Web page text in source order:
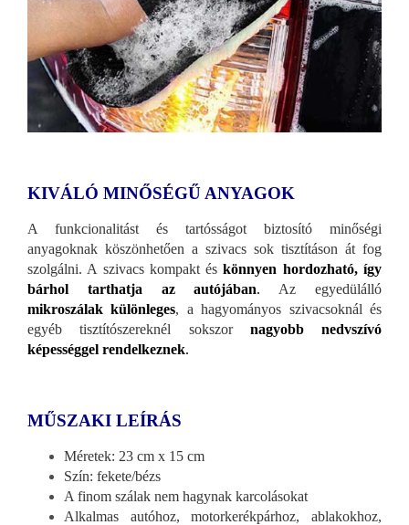
KIVÁLÓ MINŐSÉGŰ ANYAGOK
A funkcionalitást és tartósságot biztosító minőségi
anyagoknak köszönhetően a szivacs sok tisztításon át fog
szolgálni. A szivacs kompakt éskönnyen hordozható, így
bárhol tarthatja az autójában. Az egyedülálló
mikroszálak különleges, a hagyományos szivacsoknál és
egyéb tisztítószereknél sokszor nagyobb nedvszívó
képességgel rendelkeznek.
MŰSZAKI LEÍRÁS
Méretek: 23 cm x 15 cm
Szín: fekete/bézs
A finom szálak nem hagynak karcolásokat
Alkalmas autóhoz, motorkerékpárhoz, ablakokhoz,